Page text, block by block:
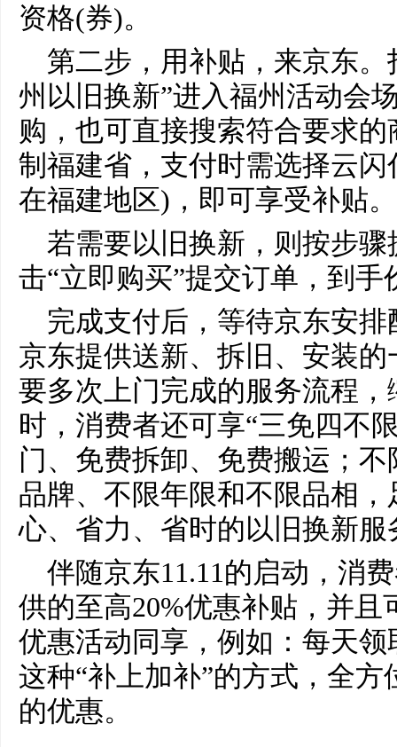
资格(券)。
第二步，用补贴，来京东。
州以旧换新”进入福州活动会
购，也可直接搜索符合要求
制福建省，支付时需选择云
在福建地区)，即可享受补贴。
若需要以旧换新，则按步
击“立即购买”提交订单，到手
完成支付后，等待京东安
京东提供送新、拆旧、安装
要多次上门完成的服务流程
时，消费者还可享“三免四不
门、免费拆卸、免费搬运；
品牌、不限年限和不限品相
心、省力、省时的以旧换新服
伴随京东11.11的启动，消
供的至高20%优惠补贴，并
优惠活动同享，例如：每天
这种“补上加补”的方式，全
的优惠。